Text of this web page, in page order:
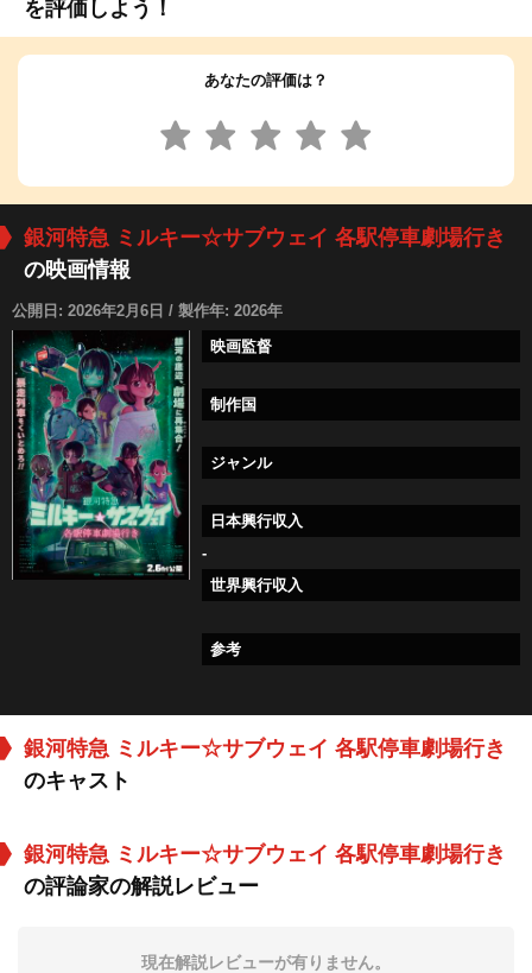
を評価しよう！
あなたの評価は？
銀河特急 ミルキー☆サブウェイ 各駅停車劇場行き
の映画情報
公開日: 2026年2月6日 / 製作年: 2026年
映画監督
制作国
ジャンル
日本興行収入
-
世界興行収入
参考
銀河特急 ミルキー☆サブウェイ 各駅停車劇場行き
のキャスト
銀河特急 ミルキー☆サブウェイ 各駅停車劇場行き
の評論家の解説レビュー
現在解説レビューが有りません。